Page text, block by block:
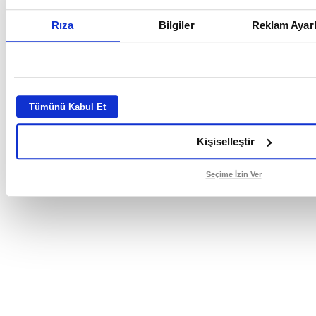
Rıza Bilgiler Reklam
Tümünü Kabul Et
Kişiselleştir
Seçime İzin Ver